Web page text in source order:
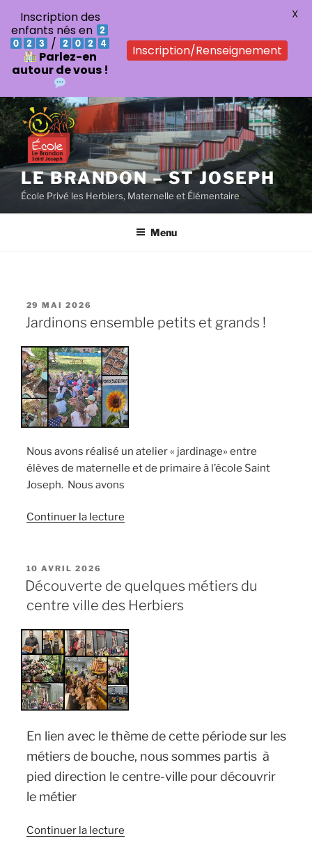
Aller
au
contenu
principal
LE BRANDON – ST JOSEPH
École Privé les Herbiers, Maternelle et Élémentaire
Menu
PUBLIÉ
LE
29 MAI 2026
Jardinons ensemble petits et grands !
Nous avons réalisé un atelier « jardinage» entre
élèves de maternelle et de primaire à l’école Saint
Joseph. Nous avons
Continuer la lecturede
et
grands
PUBLIÉ
LE
10 AVRIL 2026
Découverte de quelques métiers du
centre ville des Herbiers
En lien avec le thème de cette période sur les
métiers de bouche, nous sommes partis à
pied direction le centre-ville pour découvrir
le métier
Continuer la lecturede
Inscription des
enfants nés en
/
Parlez-en
autour de vous !
Inscription/Renseignement
X